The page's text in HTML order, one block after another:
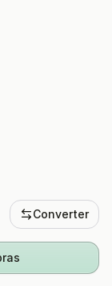
Converter